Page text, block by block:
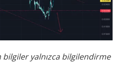
yalnızca bilgilendirme